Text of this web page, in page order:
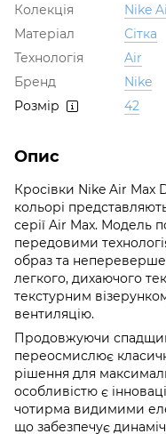
Колекція Nike
Матеріал
Сітка
Технологія
Air
Бренд
Nike
Розмір
42
Опис
Кросівки Nike Air Max
кольорі
серії Air Max. Модель
передовими
образ та
легкого, дихаючого
текстурним
вентиляцію.
Продовжуючи
переосмислює
рішення для
особливістю є
чотирма видимими
що забезпечує